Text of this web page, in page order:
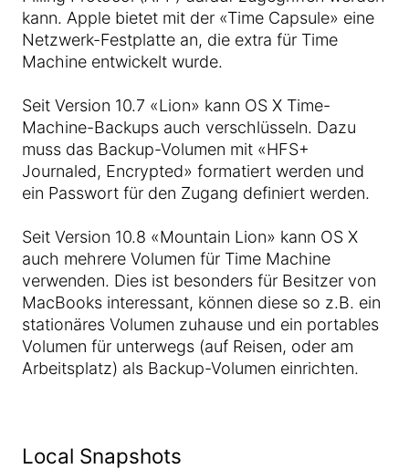
kann. Apple bietet mit der «Time Capsule» eine
Netzwerk-Festplatte an, die extra für Time
Machine entwickelt wurde.
Seit Version 10.7 «Lion» kann OS X Time-
Machine-Backups auch verschlüsseln. Dazu
muss das Backup-Volumen mit «HFS+
Journaled, Encrypted» formatiert werden und
ein Passwort für den Zugang definiert werden.
Seit Version 10.8 «Mountain Lion» kann OS X
auch mehrere Volumen für Time Machine
verwenden. Dies ist besonders für Besitzer von
MacBooks interessant, können diese so z.B. ein
stationäres Volumen zuhause und ein portables
Volumen für unterwegs (auf Reisen, oder am
Arbeitsplatz) als Backup-Volumen einrichten.
Local Snapshots